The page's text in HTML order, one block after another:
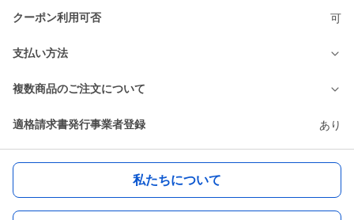
クーポン利用可否 可
支払い方法
複数商品のご注文について
適格請求書発行事業者登録 あり
私たちについて